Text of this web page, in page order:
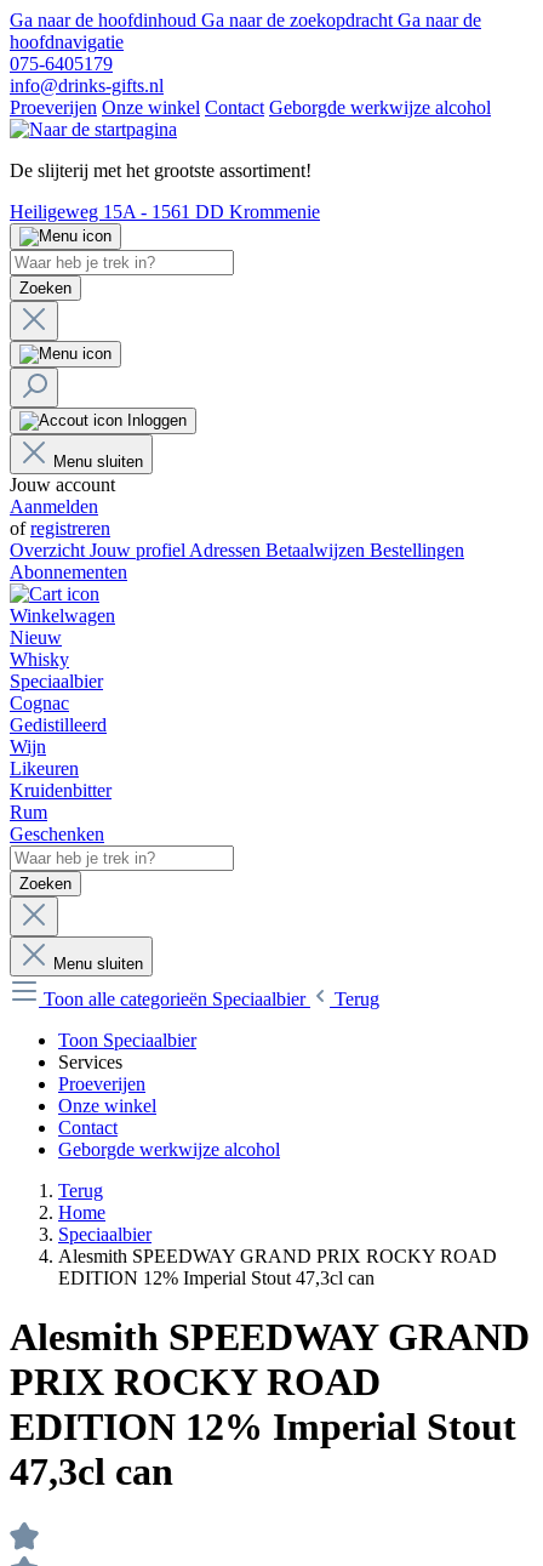
Ga naar de hoofdinhoud Ga naar de zoekopdracht Ga naar de
hoofdnavigatie
075-6405179
info@drinks-gifts.nl
Proeverijen Onze winkel Contact Geborgde werkwijze alcohol
De slijterij met het grootste assortiment!
Heiligeweg 15A - 1561 DD Krommenie
Zoeken
Inloggen
Menu sluiten
Jouw account
Aanmelden
ofregistreren
Overzicht Jouw profiel Adressen Betaalwijzen Bestellingen
Abonnementen
Winkelwagen
Nieuw
Whisky
Speciaalbier
Cognac
Gedistilleerd
Wijn
Likeuren
Kruidenbitter
Rum
Geschenken
Zoeken
Menu sluiten
Toon alle categorieën Speciaalbier
Terug
Toon Speciaalbier
Services
Proeverijen
Onze winkel
Contact
Geborgde werkwijze alcohol
Terug
Home
Speciaalbier
Alesmith SPEEDWAY GRAND PRIX ROCKY ROAD
EDITION 12% Imperial Stout 47,3cl can
Alesmith SPEEDWAY GRAND
PRIX ROCKY ROAD
EDITION 12% Imperial Stout
47,3cl can